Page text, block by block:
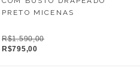
PRETO MICENAS
R$1.590,00
R$795,00